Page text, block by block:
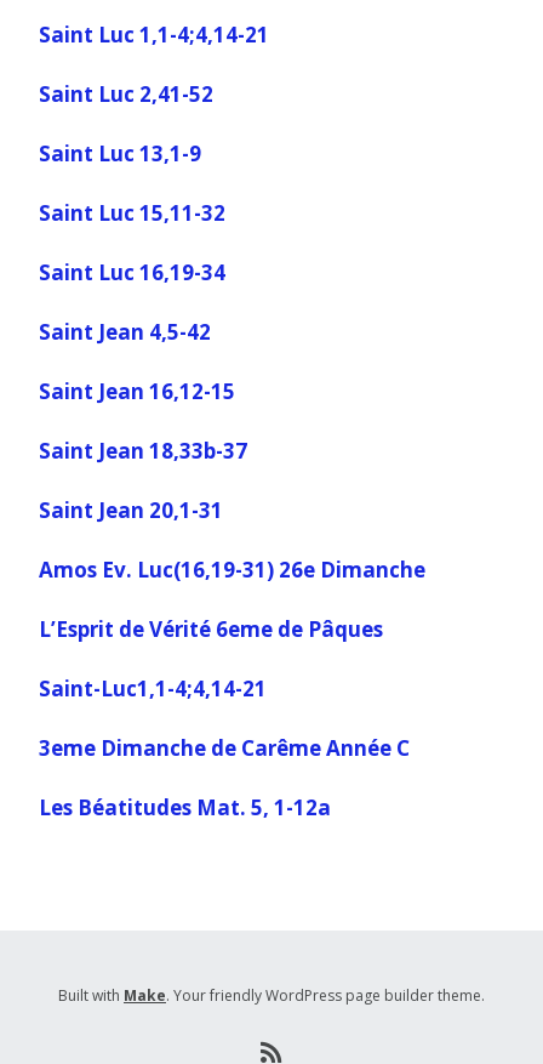
Saint Luc 1,1-4;4,14-21
Saint Luc 2,41-52
Saint Luc 13,1-9
Saint Luc 15,11-32
Saint Luc 16,19-34
Saint Jean 4,5-42
Saint Jean 16,12-15
Saint Jean 18,33b-37
Saint Jean 20,1-31
Amos Ev. Luc(16,19-31) 26e Dimanche
L’Esprit de Vérité 6eme de Pâques
Saint-Luc1,1-4;4,14-21
3eme Dimanche de Carême Année C
Les Béatitudes Mat. 5, 1-12a
Built with Make. Your friendly WordPress page builder theme.